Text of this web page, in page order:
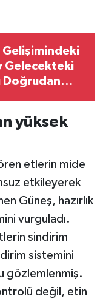
Gelişimindeki
Gelecekteki
Doğrudan
yüksek
etlerin mide
etkileyerek
Güneş, hazırlık
vurguladı.
sindirim
sistemini
gözlemlenmiş.
değil, etin